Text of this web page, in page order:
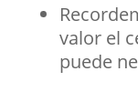
valor el
puede